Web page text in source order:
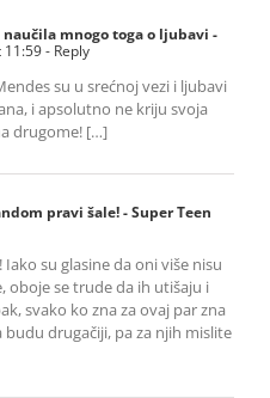
mnogo toga o ljubavi -
11:59- Reply
su u srećnoj vezi i ljubavi
i apsolutno ne kriju svoja
drugome! […]
pravi šale! - Super Teen
su glasine da oni više nisu
oboje se trude da ih utišaju i
svako ko zna za ovaj par zna
budu drugačiji, pa za njih mislite